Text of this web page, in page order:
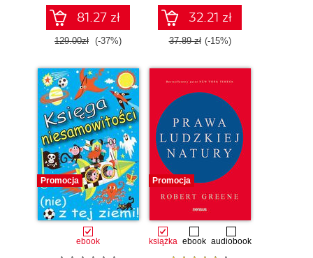
81.27 zł
129.00zł (-37%)
32.21 zł
37.89 zł (-15%)
Promocja
ebook
Promocja
książka ebook audiobook